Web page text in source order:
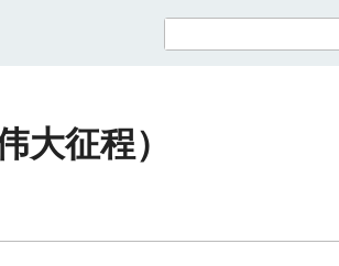
大征程）